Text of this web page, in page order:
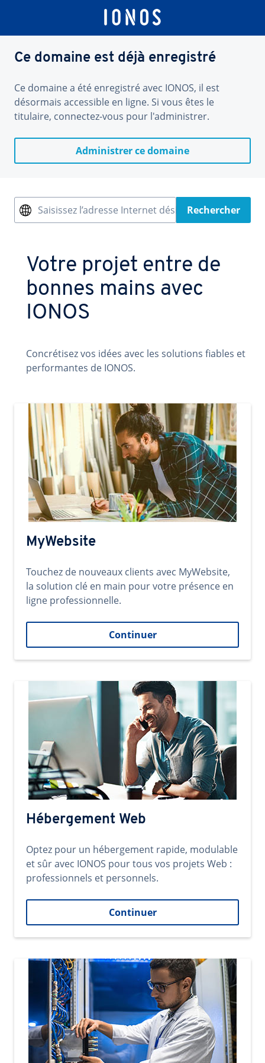
Ce domaine est déjà enregistré
Ce domaine a été enregistré avec IONOS, il est
désormais accessible en ligne. Si vous êtes le
titulaire, connectez-vous pour l'administrer.
Administrer ce domaine
Saisissez l’adresse Internet désiréeRechercher
Votre projet entre de
bonnes mains avec
IONOS
Concrétisez vos idées avec les solutions fiables et
performantes de IONOS.
MyWebsite
Touchez de nouveaux clients avec MyWebsite,
la solution clé en main pour votre présence en
ligne professionnelle.
Continuer
Hébergement Web
Optez pour un hébergement rapide, modulable
et sûr avec IONOS pour tous vos projets Web :
professionnels et personnels.
Continuer